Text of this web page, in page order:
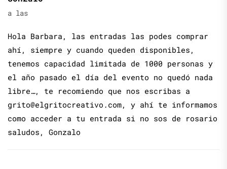
a las
Hola Barbara, las entradas las podes comprar
ahí, siempre y cuando queden disponibles,
tenemos capacidad limitada de 1000 personas y
el año pasado el día del evento no quedó nada
libre…, te recomiendo que nos escribas a
grito@elgritocreativo.com, y ahí te informamos
como acceder a tu entrada si no sos de rosario
saludos, Gonzalo